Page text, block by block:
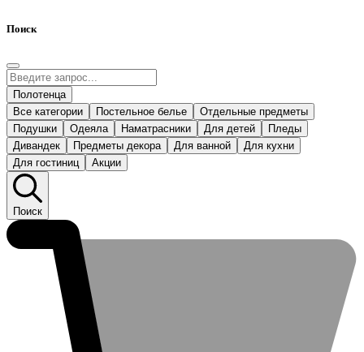
Поиск
Полотенца
Все категории
Постельное белье
Отдельные предметы
Подушки
Одеяла Наматрасники Для детей
Пледы
Дивандек
Предметы декора Для ванной
Для кухни
Для гостиниц
Акции
Поиск